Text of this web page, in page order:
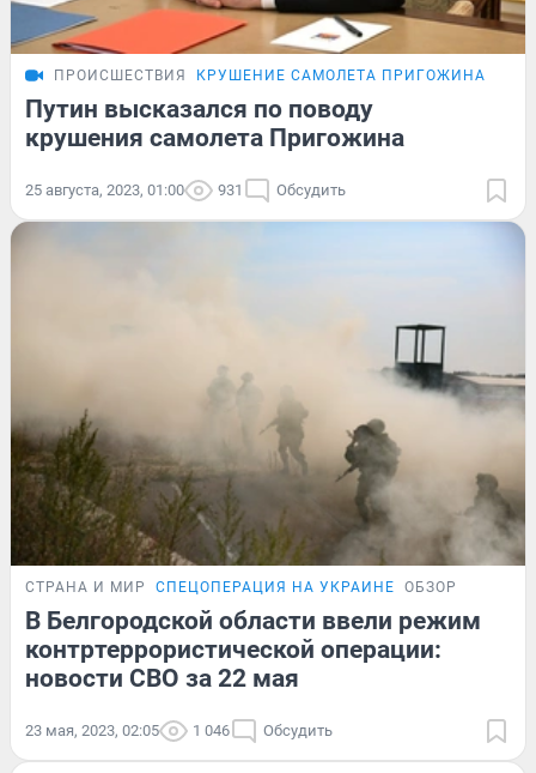
ПРОИСШЕСТВИЯ КРУШЕНИЕ САМОЛЕТА ПРИГОЖИНА
Путин высказался по поводу
крушения самолета Пригожина
25 августа, 2023, 01:00 931 Обсудить
СТРАНА И МИР СПЕЦОПЕРАЦИЯ НА УКРАИНЕ ОБЗОР
В Белгородской области ввели режим
контртеррористической операции:
новости СВО за 22 мая
23 мая, 2023, 02:05 1 046 Обсудить